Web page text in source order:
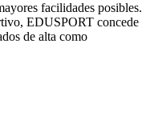
facilidades posibles.
EDUSPORT concede
de alta como